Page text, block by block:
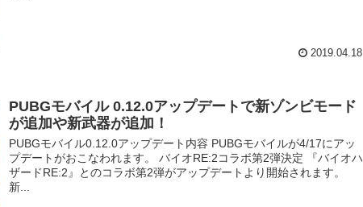
2019.04.18
PUBGモバイル 0.12.0アップデートで新ゾンビモード
が追加や新武器が追加！
PUBGモバイル0.12.0アップデート内容 PUBGモバイルが4/17にアッ
プデートがおこなわれます。 バイオRE:2コラボ第2弾決定 『バイオハ
ザードRE:2』とのコラボ第2弾がアップデートより開始されます。
新...